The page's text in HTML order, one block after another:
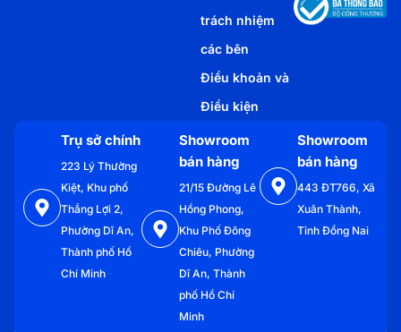
trách nhiệm
các bên
Điều khoản và
Điều kiện
Trụ sở chính
223 Lý Thường
Kiệt, Khu phố
Thắng Lợi 2,
Phường Dĩ An,
Thành phố Hồ
Chí Minh
Showroom
bán hàng
21/15 Đường Lê
Hồng Phong,
Khu Phố Đông
Chiêu, Phường
Dĩ An, Thành
phố Hồ Chí
Minh
Showroom
bán hàng
443 ĐT766, Xã
Xuân Thành,
Tỉnh Đồng Nai